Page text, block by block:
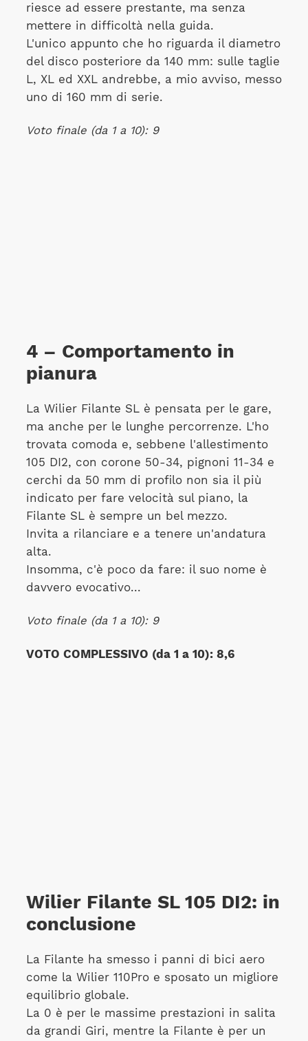
riesce ad essere prestante, ma senza
mettere in difficoltà nella guida.
L'unico appunto che ho riguarda il diametro
del disco posteriore da 140 mm: sulle taglie
L, XL ed XXL andrebbe, a mio avviso, messo
uno di 160 mm di serie.
Voto finale (da 1 a 10): 9
4 – Comportamento in
pianura
La Wilier Filante SL è pensata per le gare,
ma anche per le lunghe percorrenze. L'ho
trovata comoda e, sebbene l'allestimento
105 DI2, con corone 50-34, pignoni 11-34 e
cerchi da 50 mm di profilo non sia il più
indicato per fare velocità sul piano, la
Filante SL è sempre un bel mezzo.
Invita a rilanciare e a tenere un'andatura
alta.
Insomma, c'è poco da fare: il suo nome è
davvero evocativo...
Voto finale (da 1 a 10): 9
VOTO COMPLESSIVO (da 1 a 10): 8,6
Wilier Filante SL 105 DI2: in
conclusione
La Filante ha smesso i panni di bici aero
come la Wilier 110Pro e sposato un migliore
equilibrio globale.
La 0 è per le massime prestazioni in salita
da grandi Giri, mentre la Filante è per un